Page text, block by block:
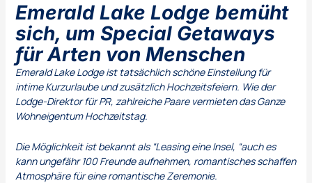
Emerald Lake Lodge bemüht
sich, um Special Getaways
für Arten von Menschen
Emerald Lake Lodge ist tatsächlich schöne Einstellung für
intime Kurzurlaube und zusätzlich Hochzeitsfeiern. Wie der
Lodge-Direktor für PR, zahlreiche Paare vermieten das Ganze
Wohneigentum Hochzeitstag.
Die Möglichkeit ist bekannt als “Leasing eine Insel, “auch es
kann ungefähr 100 Freunde aufnehmen, romantisches schaffen
Atmosphäre für eine romantische Zeremonie.